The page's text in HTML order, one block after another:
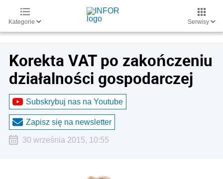
Kategorie Serwisy
Korekta VAT po zakończeniu
działalności gospodarczej
Subskrybuj nas na Youtube
Zapisz się na newsletter
30 września 2015, 10:55